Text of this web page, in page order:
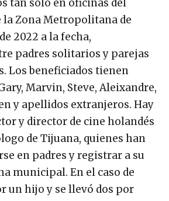
tan sólo en oficinas del
la Zona Metropolitana de
2022 a la fecha,
padres solitarios y parejas
Los beneficiados tienen
Marvin, Steve, Aleixandre,
y apellidos extranjeros. Hay
y director de cine holandés
de Tijuana, quienes han
en padres y registrar a su
municipal. En el caso de
un hijo y se llevó dos por